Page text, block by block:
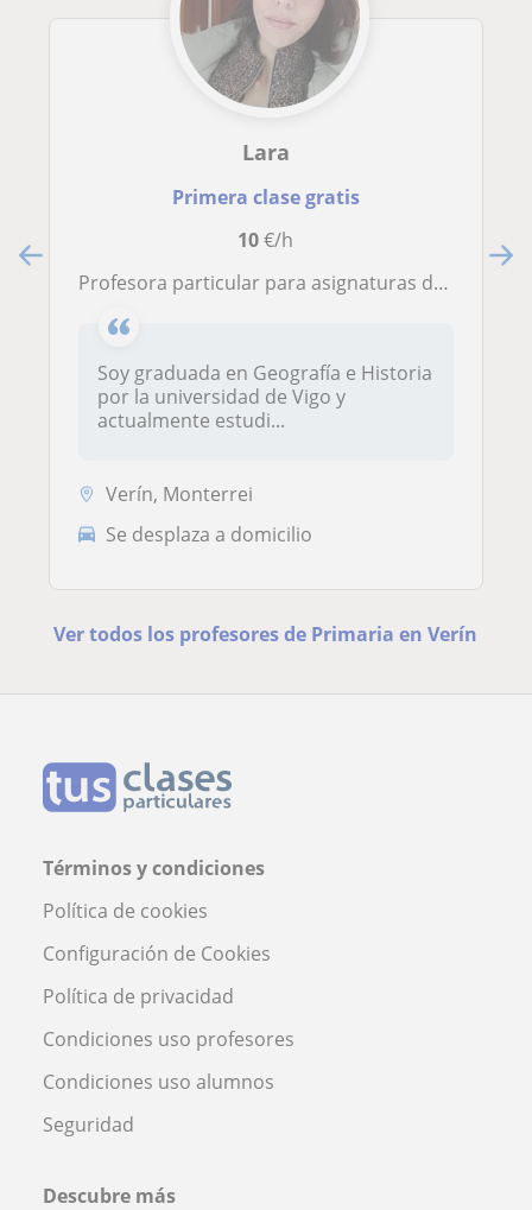
Lara
Primera clase gratis
10€/h
Profesora particular para asignaturas de letras y sociales
Soy graduada en Geografía e Historia
por la universidad de Vigo y
actualmente estudi...
Verín, Monterrei
Se desplaza a domicilio
Ver todos los profesores de Primaria en Verín
Términos y condiciones
Política de cookies
Configuración de Cookies
Política de privacidad
Condiciones uso profesores
Condiciones uso alumnos
Seguridad
Descubre más